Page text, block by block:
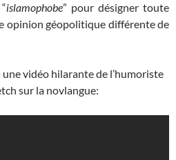
islamophobe” pour désigner toute
opinion géopolitique différente de
vidéo hilarante de l’humoriste
sur la novlangue: